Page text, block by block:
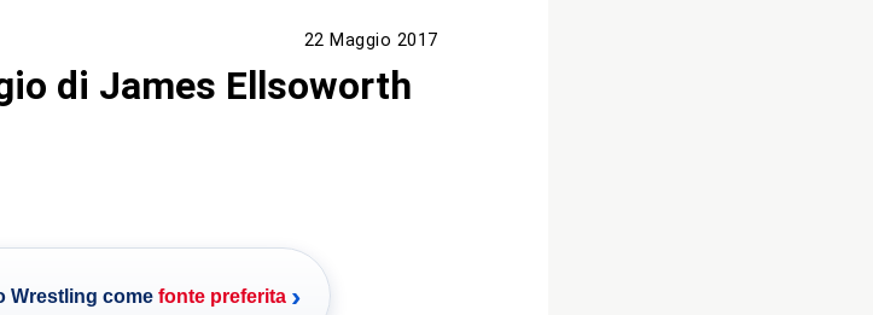
22 Maggio 2017
di James Ellsoworth
Wrestling come fonte preferita ›